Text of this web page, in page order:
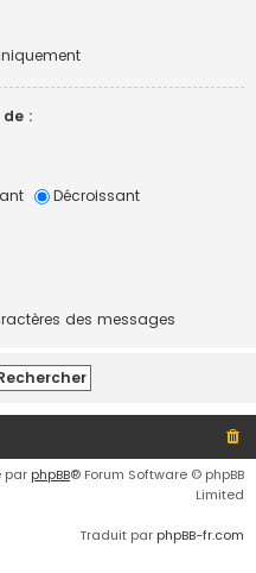
:
Décroissant
des messages
par phpBB® Forum Software © phpBB
Limited
Traduit par phpBB-fr.com